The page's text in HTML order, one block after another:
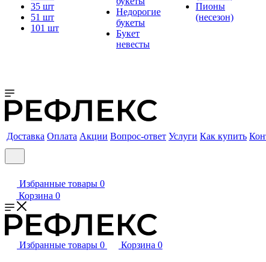
35 шт
51 шт
101 шт
Недорогие
букеты
Букет
невесты
Пионы
(несезон)
Доставка Оплата Акции Вопрос-ответ Услуги Как купить
Избранные товары 0
Корзина 0
Избранные товары 0 Корзина 0